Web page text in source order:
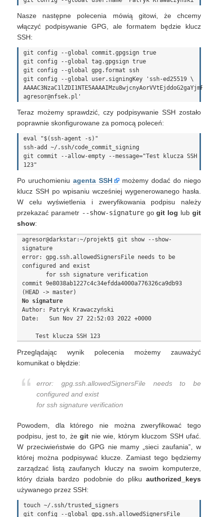
Nasze następne polecenia mówią gitowi, że chcemy
włączyć podpisywanie GPG, ale formatem będzie klucz
SSH:
git config --global commit.gpgsign true
git config --global tag.gpgsign true
git config --global gpg.format ssh
git config --global user.signingKey 'ssh-ed25519 \
Teraz możemy sprawdzić, czy podpisywanie SSH zostało
poprawnie skonfigurowane za pomocą poleceń:
eval "$(ssh-agent -s)"
ssh-add ~/.ssh/code_commit_signing
git commit --allow-empty --message="Test klucza SSH
Po uruchomieniu agenta SSH
możemy dodać do niego
klucz SSH po wpisaniu wcześniej wygenerowanego hasła.
W celu wyświetlenia i zweryfikowania podpisu należy
przekazać parametr --show-signaturegogit log lubgit
show:
agresor@darkstar:~/projekt$ git show --show-
signature
error: gpg.ssh.allowedSignersFile needs to be
configured and exist
commit 9e8038ab1227c4c34efdda4000a776326ca9db93
No signature
Author: Patryk Krawaczyński
Date:   Sun Nov 27 22:52:03 2022 +0000
Przeglądając wynik polecenia możemy zauważyć
komunikat o błędzie:
error: gpg.ssh.allowedSignersFile needs to be
configured and exist
for ssh signature verification
Powodem, dla którego nie można zweryfikować tego
podpisu, jest to, że git nie wie, którym kluczom SSH ufać.
W przeciwieństwie do GPG nie mamy „sieci zaufania”, w
której można podpisywać klucze. Zamiast tego będziemy
zarządzać listą zaufanych kluczy na swoim komputerze,
który działa bardzo podobnie do pliku authorized_keys
używanego przez SSH:
touch ~/.ssh/trusted_signers
git config --global gpg.ssh.allowedSignersFile